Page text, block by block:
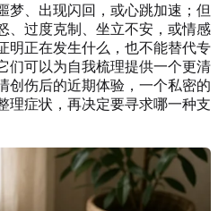
梦、出现闪回，或心跳加速；但
、过度克制、坐立不安，或情感
明正在发生什么，也不能替代专
们可以为自我梳理提供一个更清
创伤后的近期体验，一个私密的
理症状，再决定要寻求哪一种支